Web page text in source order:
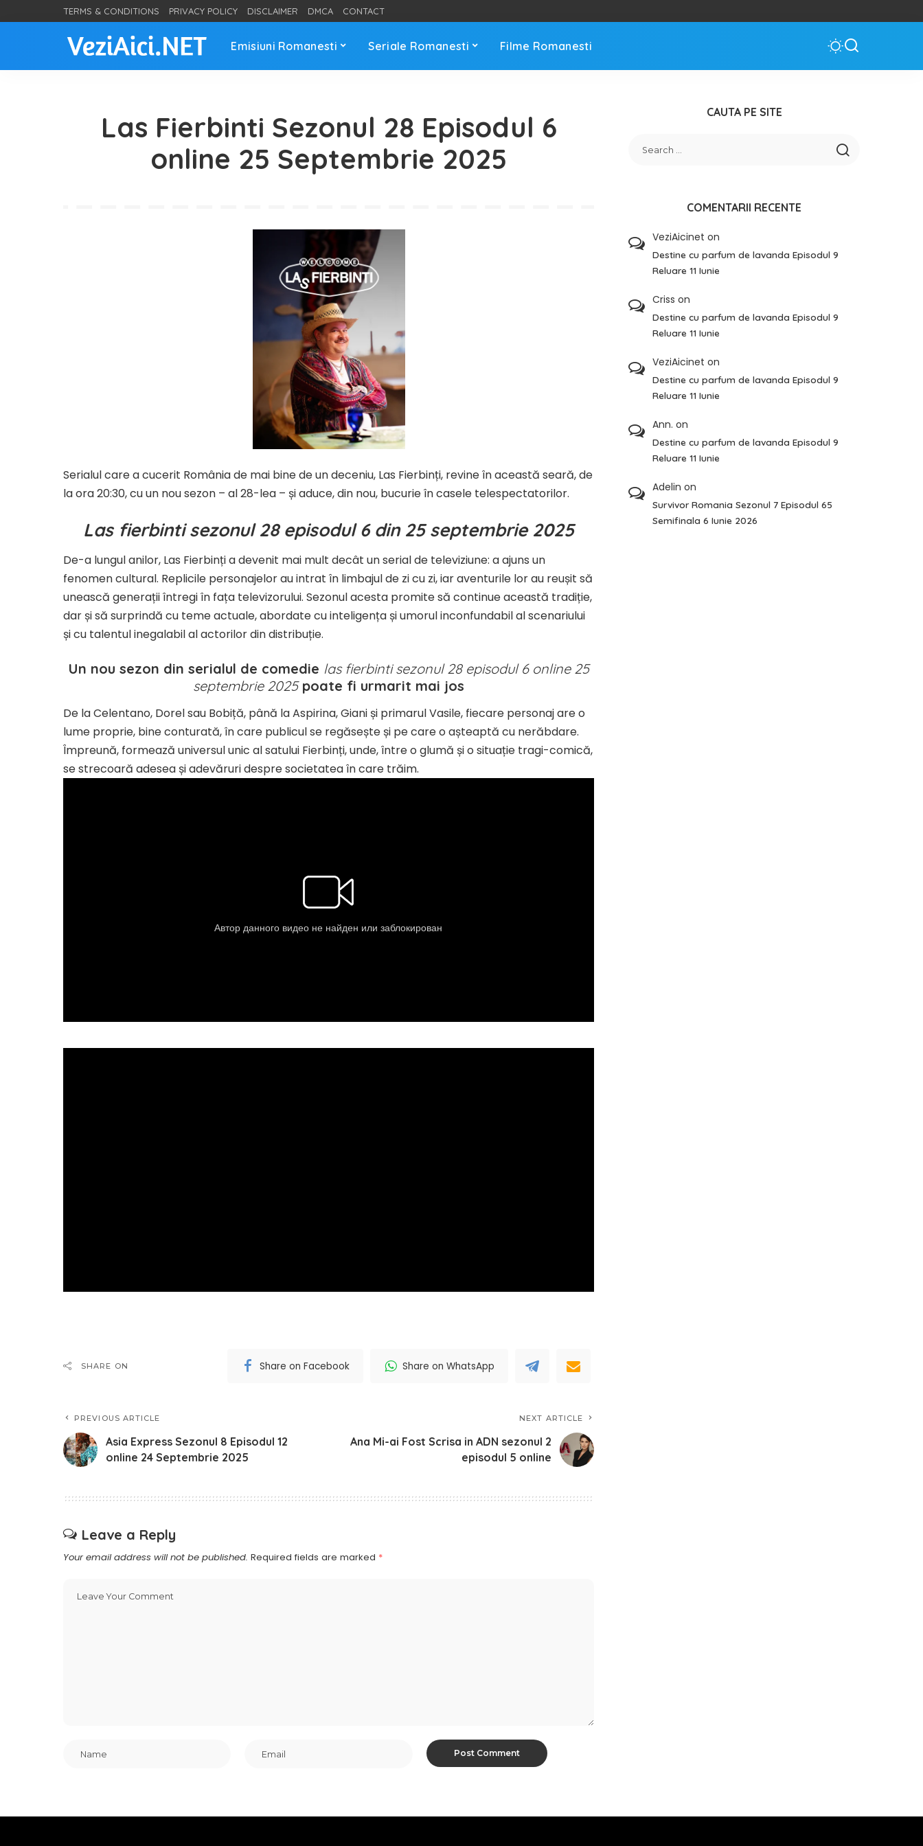
TERMS & CONDITIONS PRIVACY POLICY DISCLAIMER DMCA CONTACT
Emisiuni Romanesti Seriale Romanesti Filme Romanesti
Las Fierbinti Sezonul 28 Episodul 6
online 25 Septembrie 2025
Serialul care a cucerit România de mai bine de un deceniu, Las Fierbinți, revine în această seară, de
la ora 20:30, cu un nou sezon – al 28-lea – și aduce, din nou, bucurie în casele telespectatorilor.
Las fierbinti sezonul 28 episodul 6 din 25 septembrie 2025
De-a lungul anilor, Las Fierbinți a devenit mai mult decât un serial de televiziune: a ajuns un
fenomen cultural. Replicile personajelor au intrat în limbajul de zi cu zi, iar aventurile lor au reușit să
unească generații întregi în fața televizorului. Sezonul acesta promite să continue această tradiție,
dar și să surprindă cu teme actuale, abordate cu inteligența și umorul inconfundabil al scenariului
și cu talentul inegalabil al actorilor din distribuție.
Un nou sezon din serialul de comedie las fierbinti sezonul 28 episodul 6 online 25
septembrie 2025poate fi urmarit mai jos
De la Celentano, Dorel sau Bobiță, până la Aspirina, Giani și primarul Vasile, fiecare personaj are o
lume proprie, bine conturată, în care publicul se regăsește și pe care o așteaptă cu nerăbdare.
Împreună, formează universul unic al satului Fierbinți, unde, între o glumă și o situație tragi-comică,
se strecoară adesea și adevăruri despre societatea în care trăim.
SHARE ON Share on Facebook Share on WhatsApp
PREVIOUS ARTICLE
Asia Express Sezonul 8 Episodul 12
online 24 Septembrie 2025
NEXT ARTICLE
Ana Mi-ai Fost Scrisa in ADN sezonul 2
episodul 5 online
Leave a Reply
Your email address will not be published. Required fields are marked *
CAUTA PE SITE
COMENTARII RECENTE
VeziAicinet on
Destine cu parfum de lavanda Episodul 9
Reluare 11 Iunie
Criss on
Destine cu parfum de lavanda Episodul 9
Reluare 11 Iunie
VeziAicinet on
Destine cu parfum de lavanda Episodul 9
Reluare 11 Iunie
Ann. on
Destine cu parfum de lavanda Episodul 9
Reluare 11 Iunie
Adelin on
Survivor Romania Sezonul 7 Episodul 65
Semifinala 6 Iunie 2026